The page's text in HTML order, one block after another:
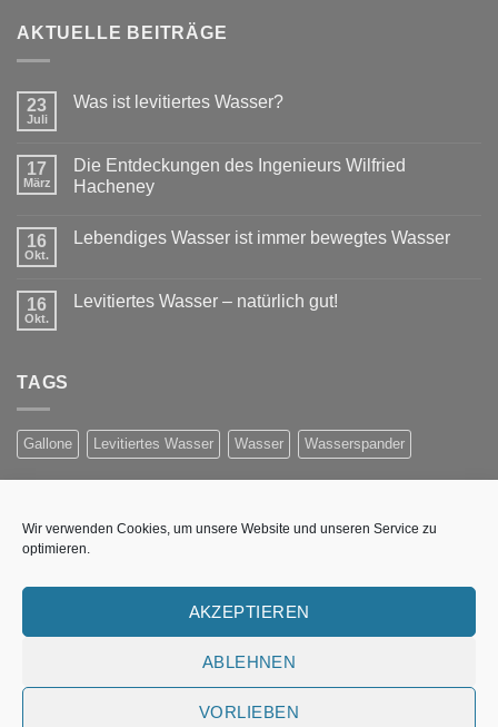
Wir verwenden Cookies, um unsere Website und unseren Service zu
optimieren.
AKZEPTIEREN
ABLEHNEN
VORLIEBEN
AKTUELLE BEITRÄGE
23
Juli
Was ist levitiertes Wasser?
17
März
Die Entdeckungen des Ingenieurs Wilfried
Hacheney
16
Okt.
Lebendiges Wasser ist immer bewegtes Wasser
16
Okt.
Levitiertes Wasser – natürlich gut!
TAGS
Gallone Levitiertes Wasser Wasser Wasserspander
NEWSLETTER ANMELDUNG
Erhalten Sie Informationen per E-Mail über Preisaktionen,
neue Produkte und Wasser-Technologieen
Fehler:Kontaktformular wurde nicht gefunden.